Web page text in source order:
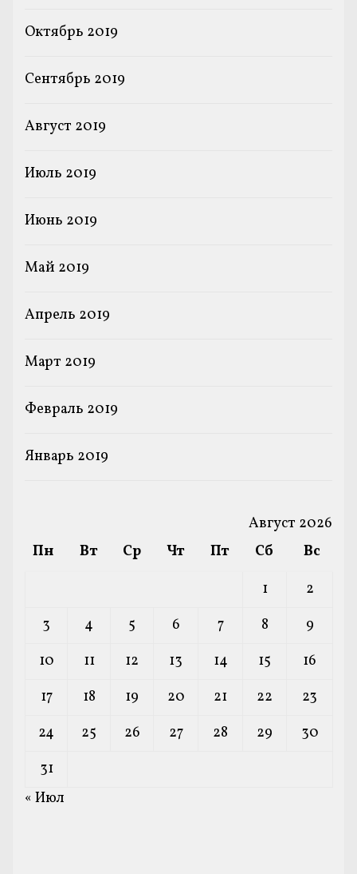
Октябрь 2019
Сентябрь 2019
Август 2019
Июль 2019
Июнь 2019
Май 2019
Апрель 2019
Март 2019
Февраль 2019
Январь 2019
Август 2026
Пн
Вт Ср Чт Пт Сб
Вс
1
2
3
4 5 6 7 8
9
10
11 12 13 14 15
16
17
18 19 20 21 22
23
24
25 26 27 28 29
30
31
« Июл